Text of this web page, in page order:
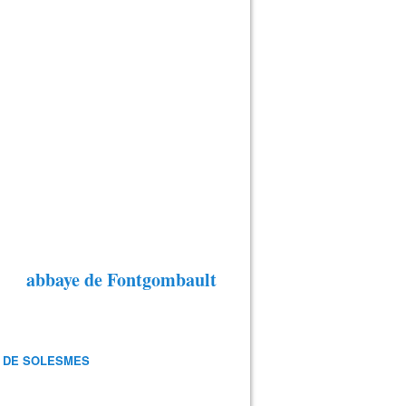
abbaye de Fontgombault
SOLESMES